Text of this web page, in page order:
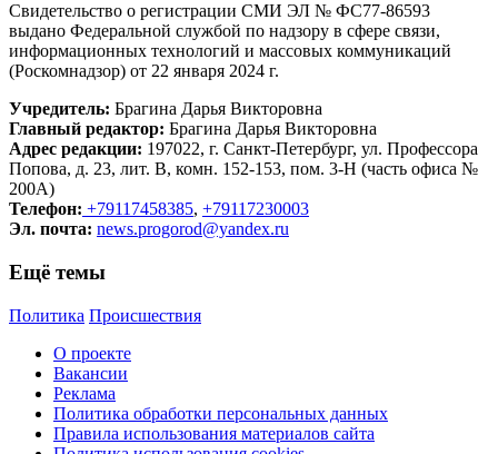
Свидетельство о регистрации СМИ ЭЛ № ФС77-86593
выдано Федеральной службой по надзору в сфере связи,
информационных технологий и массовых коммуникаций
(Роскомнадзор) от 22 января 2024 г.
Учредитель: Брагина Дарья Викторовна
Главный редактор: Брагина Дарья Викторовна
Адрес редакции: 197022, г. Санкт-Петербург, ул. Профессора
Попова, д. 23, лит. В, комн. 152-153, пом. 3-Н (часть офиса №
200А)
Телефон: +79117458385, +79117230003
Эл. почта: news.progorod@yandex.ru
Ещё темы
Политика Происшествия
О проекте
Вакансии
Реклама
Политика обработки персональных данных
Правила использования материалов сайта